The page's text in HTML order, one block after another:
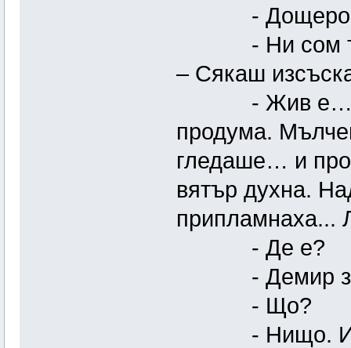
- Дощеро… –
- Ни сом ти
– Сякаш
- Жив е… –
продума.
гледаше… и
вятър духна.
припламнаха...
- Де е?
- Демир
- Що?
- Нищо.